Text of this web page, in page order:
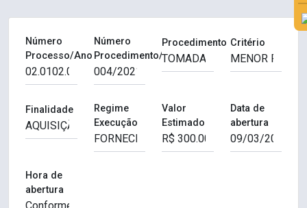
Número
Processo/Ano
Número
Procedimento/Ano
Procedimento Critério
Finalidade
Regime
Execução
Valor
Estimado
Data de
abertura
Hora de
abertura